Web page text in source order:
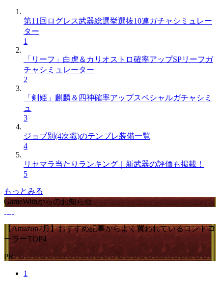
第11回ログレス武器総選挙選抜10連ガチャシミュレー
ター
1
「リーフ」白虎＆カリオストロ確率アップSPリーフガ
チャシミュレーター
2
「剣姫」麒麟＆四神確率アップスペシャルガチャシミ
ュ
3
ジョブ別(4次職)のテンプレ装備一覧
4
リセマラ当たりランキング｜新武器の評価も掲載！
5
もっとみる
GameWithからのお知らせ
【Amazon7月】おすすめ記事からよく買われているコントロ
ーラーTOP4
PR
1